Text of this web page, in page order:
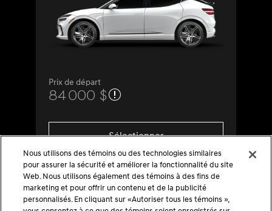
Prix de départ
84 000 $
Sélectionner
Nous utilisons des témoins ou des technologies similaires
pour assurer la sécurité et améliorer la fonctionnalité du site
Web. Nous utilisons également des témoins à des fins de
marketing et pour offrir un contenu et de la publicité
personnalisés. En cliquant sur «Autoriser tous les témoins »,